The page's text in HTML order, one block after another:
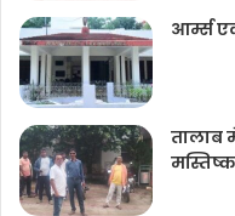
आर्म्स
तालाब